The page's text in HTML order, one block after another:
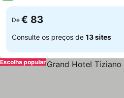
De € 83
Consulte os preços de 13 sites
Escolha popular